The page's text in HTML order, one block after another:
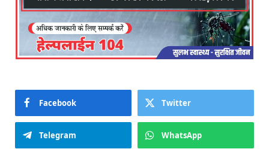
Facebook Twitter
Telegram WhatsApp